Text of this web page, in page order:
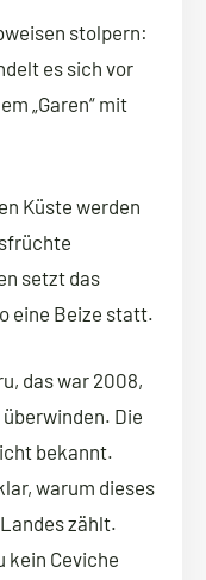
stolpern:
es sich vor
„Garen“ mit
Küste werden
setzt das
eine Beize statt.
das war 2008,
Die
bekannt.
warum dieses
zählt.
kein Ceviche